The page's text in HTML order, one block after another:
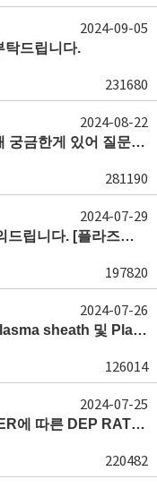
탁드립니다.
231680
2024-09-05
RF플라즈마에서 quasineutral에 대해 궁금한게 있어 질문글 올립니다.[quasineutral]
281190
2024-08-22
챔버의 Plasma density 확인방법 문의드립니다. [플라즈마 모니터링, OES, LP]
197820
2024-07-29
ICP/CCP 플라즈마 식각 공정 개발 [Plasma sheath 및 Plasma generation]
126014
2024-07-26
HF PLASMA DEPOSITION 시 POWER에 따른 DEP RATE 변화 [장비 플라즈마, Rate constant]
220482
2024-07-25